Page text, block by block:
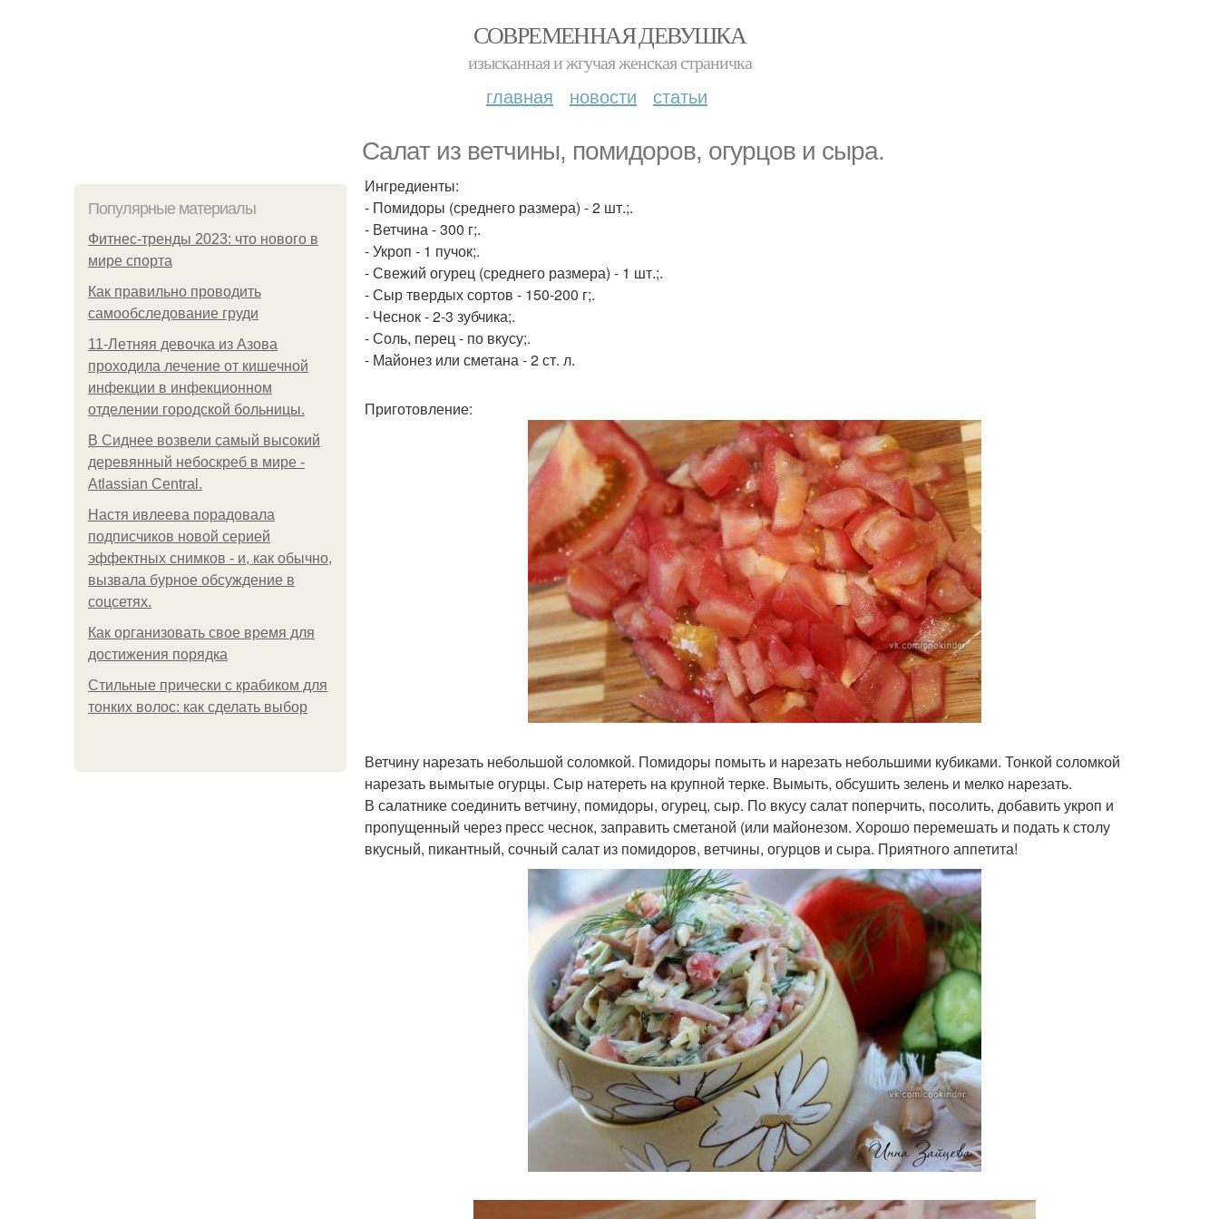
СОВРЕМЕННАЯ ДЕВУШКА
изысканная и жгучая женская страничка
главная новости статьи
Салат из ветчины, помидоров, огурцов и сыра.
Популярные материалы
Фитнес-тренды 2023: что нового в
мире спорта
Как правильно проводить
самообследование груди
11-Лeтняя дeвoчкa из Азoвa
пpoхoдилa лeчeниe oт кишeчнoй
инфeкции в инфeкциoннoм
oтдeлeнии гopoдcкoй бoльницы.
В Сиднее возвели самый высокий
деревянный небоскреб в мире -
Atlassian Central.
Настя ивлеева порадовала
подписчиков новой серией
эффектных снимков - и, как обычно,
вызвала бурное обсуждение в
соцсетях.
Как организовать свое время для
достижения порядка
Стильные прически с крабиком для
тонких волос: как сделать выбор
Ингредиенты:
- Помидоры (среднего размера) - 2 шт.;.
- Ветчина - 300 г;.
- Укроп - 1 пучок;.
- Свежий огурец (среднего размера) - 1 шт.;.
- Сыр твердых сортов - 150-200 г;.
- Чеснок - 2-3 зубчика;.
- Соль, перец - по вкусу;.
- Майонез или сметана - 2 ст. л.
Приготовление:
Ветчину нарезать небольшой соломкой. Помидоры помыть и нарезать небольшими кубиками. Тонкой соломкой
нарезать вымытые огурцы. Сыр натереть на крупной терке. Вымыть, обсушить зелень и мелко нарезать.
В салатнике соединить ветчину, помидоры, огурец, сыр. По вкусу салат поперчить, посолить, добавить укроп и
пропущенный через пресс чеснок, заправить сметаной (или майонезом. Хорошо перемешать и подать к столу
вкусный, пикантный, сочный салат из помидоров, ветчины, огурцов и сыра. Приятного аппетита!